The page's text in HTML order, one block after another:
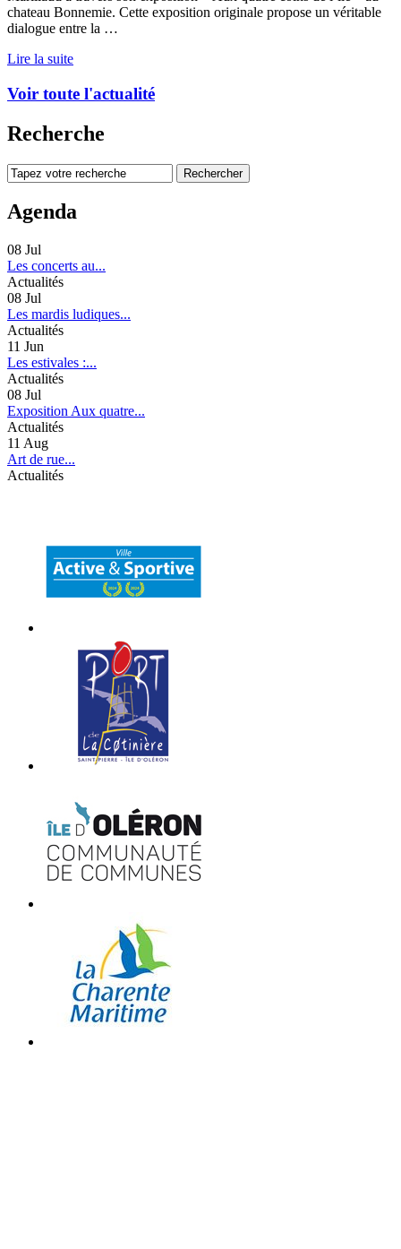
chateau Bonnemie. Cette exposition originale propose un véritable
dialogue entre la …
Lire la suite
Voir toute l'actualité
Recherche
Agenda
08 Jul
Les concerts au...
Actualités
08 Jul
Les mardis ludiques...
Actualités
11 Jun
Les estivales :...
Actualités
08 Jul
Exposition Aux quatre...
Actualités
11 Aug
Art de rue...
Actualités